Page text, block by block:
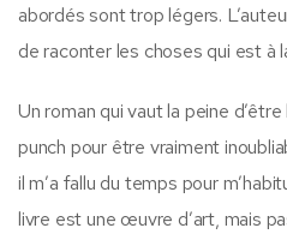
abordés sont trop légers.
de raconter les choses qui est à
Un roman qui vaut la peine
punch pour être vraiment
il m’a fallu du temps pour
livre est une œuvre d’art, mais